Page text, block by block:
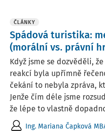
ČLÁNKY
Spádová turistika:
(morální vs. právní
Když jsme se dozvěděli,
reakcí byla upřímně
čekání to nebyla zpráva,
Jenže čím déle jsme
že lépe to vlastně
Ing. Mariana Čapková